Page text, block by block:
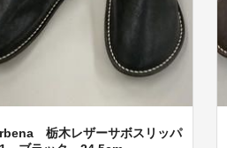
栃木レザーサボスリッパ